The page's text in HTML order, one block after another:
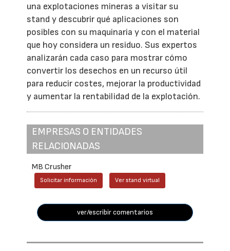
una explotaciones mineras a visitar su
stand y descubrir qué aplicaciones son
posibles con su maquinaria y con el material
que hoy considera un residuo. Sus expertos
analizarán cada caso para mostrar cómo
convertir los desechos en un recurso útil
para reducir costes, mejorar la productividad
y aumentar la rentabilidad de la explotación.
EMPRESAS O ENTIDADES
RELACIONADAS
MB Crusher
Solicitar información Ver stand virtual
ver/escribir comentarios